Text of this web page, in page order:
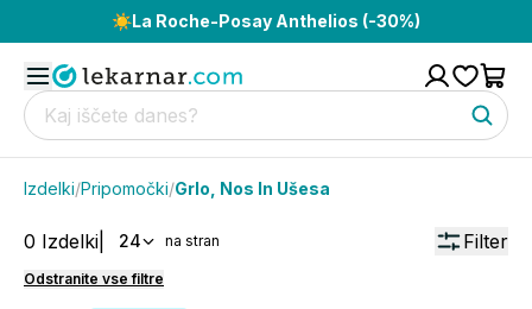
☀️La Roche-Posay Anthelios (-30%)
Izdelki/Pripomočki/Grlo, Nos In Ušesa
0 Izdelki 24 na stran Filter
Odstranite vse filtre